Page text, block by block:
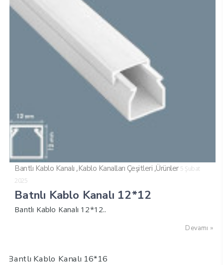
Bantlı Kablo Kanalı ,Kablo Kanalları Çeşitleri ,Ürünler 5 Şubat
2025
Batnlı Kablo Kanalı 12*12
Bantlı Kablo Kanalı 12*12..
Devamı »